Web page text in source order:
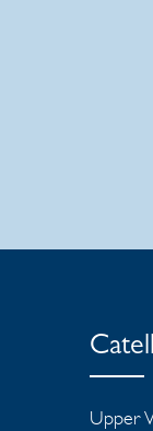
Upper